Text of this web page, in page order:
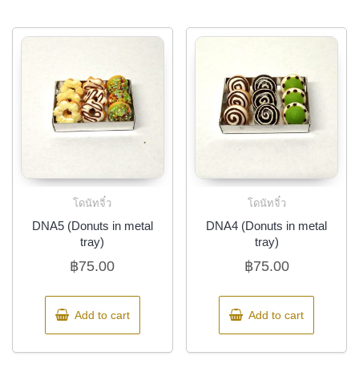
โดนัทจิ๋ว
DNA5 (Donuts in metal
tray)
฿75.00
Add to cart
โดนัทจิ๋ว
DNA4 (Donuts in metal
tray)
฿75.00
Add to cart